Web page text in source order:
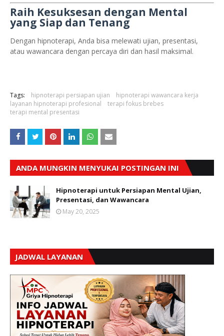
Raih Kesuksesan dengan Mental
yang Siap dan Tenang
Dengan hipnoterapi, Anda bisa melewati ujian, presentasi,
atau wawancara dengan percaya diri dan hasil maksimal.
Tags: hipnoterapi persiapan ujian
hipnoterapi wawancara kerja
layanan hipnoterapi profesional
terapi fokus brebes
terapi mental presentasi
ANDA MUNGKIN MENYUKAI POSTINGAN INI
Hipnoterapi untuk Persiapan Mental Ujian,
Presentasi, dan Wawancara
May 20, 2025
JADWAL LAYANAN